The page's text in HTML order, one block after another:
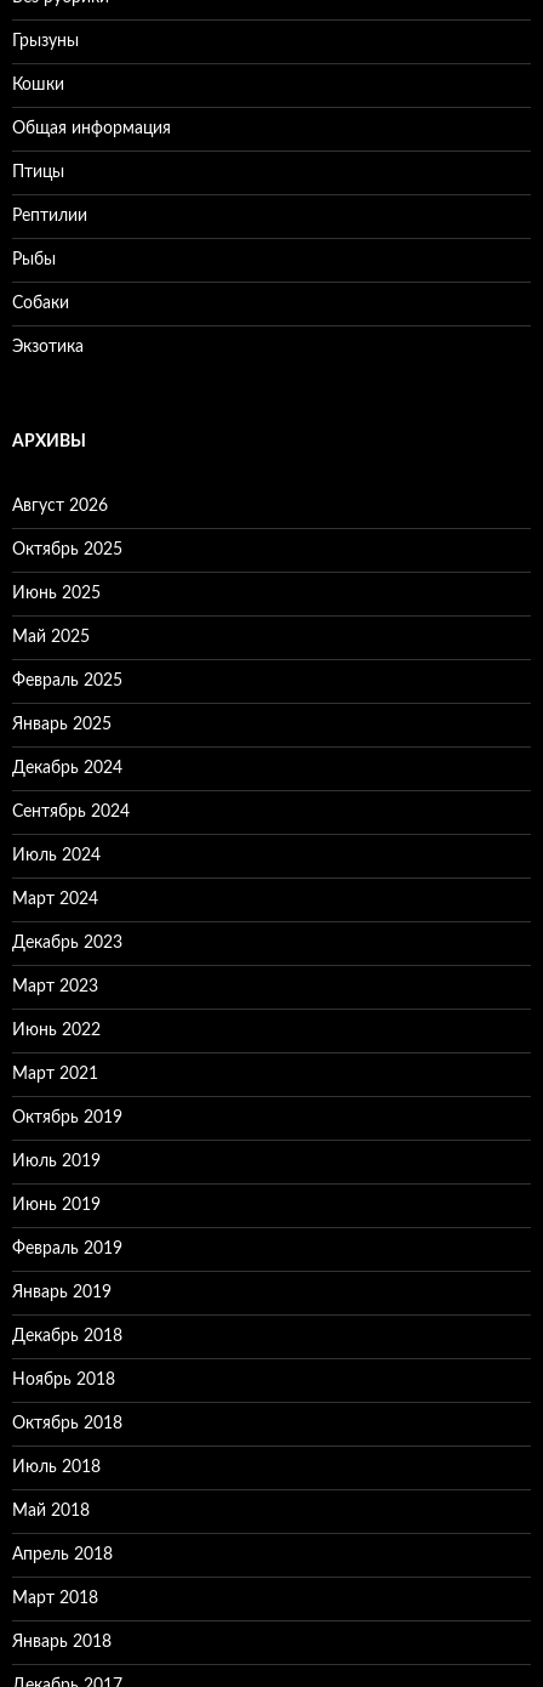
Грызуны
Кошки
Общая информация
Птицы
Рептилии
Рыбы
Собаки
Экзотика
АРХИВЫ
Август 2026
Октябрь 2025
Июнь 2025
Май 2025
Февраль 2025
Январь 2025
Декабрь 2024
Сентябрь 2024
Июль 2024
Март 2024
Декабрь 2023
Март 2023
Июнь 2022
Март 2021
Октябрь 2019
Июль 2019
Июнь 2019
Февраль 2019
Январь 2019
Декабрь 2018
Ноябрь 2018
Октябрь 2018
Июль 2018
Май 2018
Апрель 2018
Март 2018
Январь 2018